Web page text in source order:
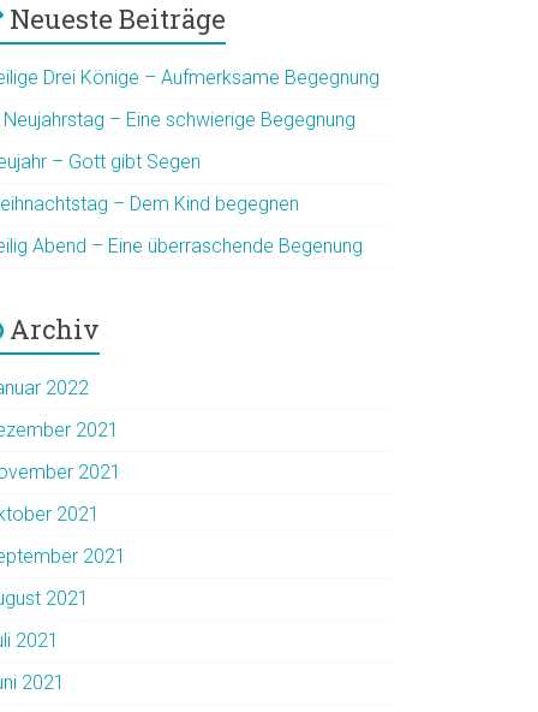
Neueste Beiträge
Drei Könige – Aufmerksame Begegnung
Neujahrstag – Eine schwierige Begegnung
– Gott gibt Segen
– Dem Kind begegnen
Abend – Eine überraschende Begenung
Archiv
2022
2021
2021
2021
2021
2021
2021
2021